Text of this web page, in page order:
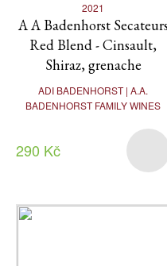
2021
A A Badenhorst Secateurs
Red Blend - Cinsault,
Shiraz, grenache
ADI BADENHORST | A.A.
BADENHORST FAMILY WINES
290 Kč